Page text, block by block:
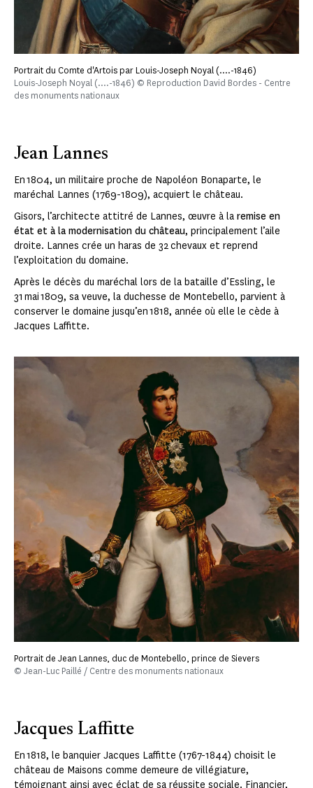
Portrait du Comte d'Artois par Louis-Joseph Noyal (....-1846)
Louis-Joseph Noyal (....-1846) © Reproduction David Bordes - Centre
des monuments nationaux
Jean Lannes
En 1804, un militaire proche de Napoléon Bonaparte, le
maréchal Lannes (1769-1809), acquiert le château.
Gisors, l’architecte attitré de Lannes, œuvre à la remise en
état et à la modernisation du château, principalement l’aile
droite. Lannes crée un haras de 32 chevaux et reprend
l’exploitation du domaine.
Après le décès du maréchal lors de la bataille d’Essling, le
31 mai 1809, sa veuve, la duchesse de Montebello, parvient à
conserver le domaine jusqu’en 1818, année où elle le cède à
Jacques Laffitte.
Portrait de Jean Lannes, duc de Montebello, prince de Sievers
© Jean-Luc Paillé / Centre des monuments nationaux
Jacques Laffitte
En 1818, le banquier Jacques Laffitte (1767-1844) choisit le
château de Maisons comme demeure de villégiature,
témoignant ainsi avec éclat de sa réussite sociale. Financier,